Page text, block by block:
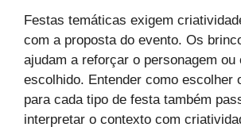
Festas temáticas exigem
com a proposta do evento. Os
ajudam a reforçar o personagem ou
escolhido. Entender como escolher
para cada tipo de festa também
interpretar o contexto com